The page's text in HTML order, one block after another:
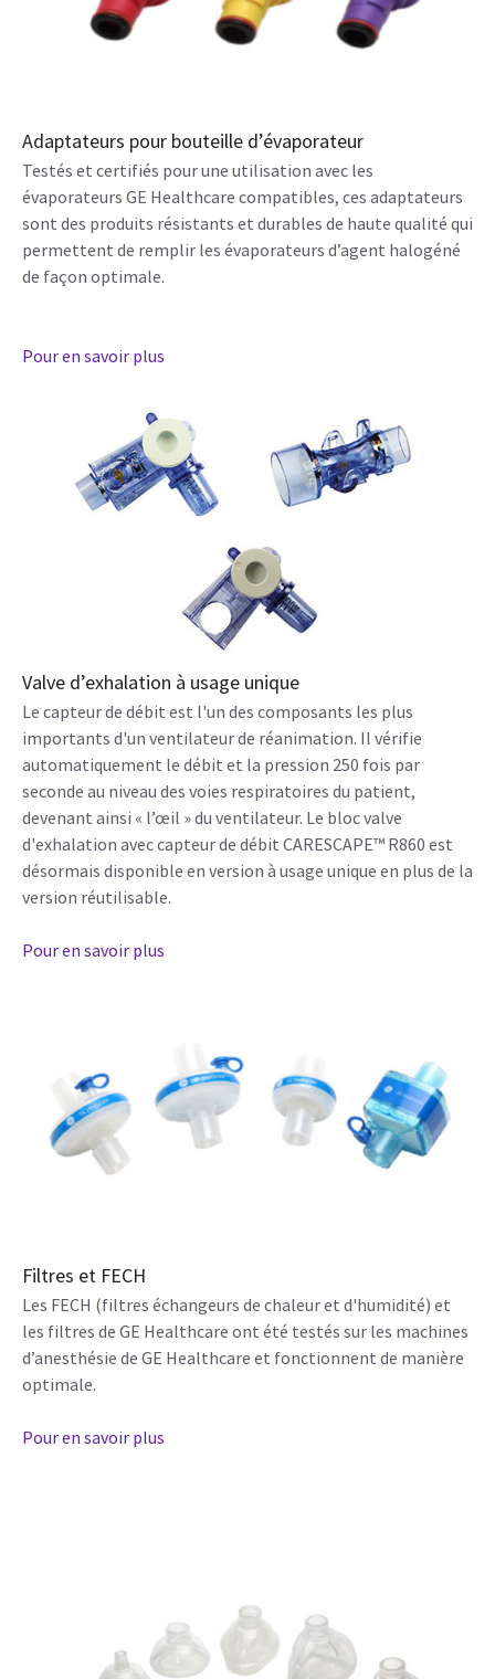
Adaptateurs pour bouteille d’évaporateur
Testés et certifiés pour une utilisation avec les
évaporateurs GE Healthcare compatibles, ces adaptateurs
sont des produits résistants et durables de haute qualité qui
permettent de remplir les évaporateurs d’agent halogéné
de façon optimale.
Pour en savoir plus
Valve d’exhalation à usage unique
Le capteur de débit est l'un des composants les plus
importants d'un ventilateur de réanimation. Il vérifie
automatiquement le débit et la pression 250 fois par
seconde au niveau des voies respiratoires du patient,
devenant ainsi « l’œil » du ventilateur. Le bloc valve
d'exhalation avec capteur de débit CARESCAPE™ R860 est
désormais disponible en version à usage unique en plus de la
version réutilisable.
Pour en savoir plus
Filtres et FECH
Les FECH (filtres échangeurs de chaleur et d'humidité) et
les filtres de GE Healthcare ont été testés sur les machines
d’anesthésie de GE Healthcare et fonctionnent de manière
optimale.
Pour en savoir plus